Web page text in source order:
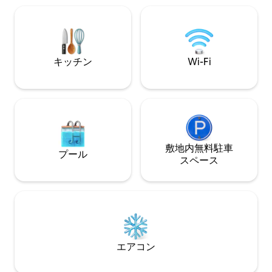
広々としたウッドデッキがあり、見事な
湖の景色を楽しめます。犬をお連れの方
へ：この宿泊施設は柵で囲まれています
ビングダイニング
らに、3つの魅力
の独立したバスル
キッチン Wi-Fi
プール
敷地内無料駐⁠車
ス⁠ペ⁠ー⁠ス
エアコン